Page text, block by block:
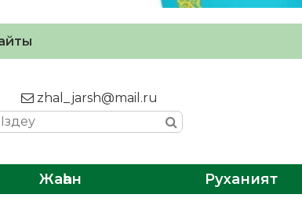
zhal_jarsh@mail.ru
Жаһан Руханият